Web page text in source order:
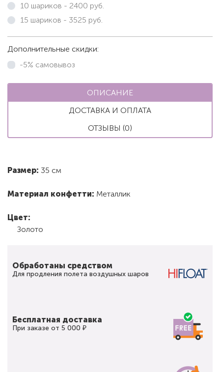
10 шариков - 2400 руб.
15 шариков - 3525 руб.
Дополнительные скидки:
-5% самовывоз
ОПИСАНИЕ
ДОСТАВКА И ОПЛАТА
ОТЗЫВЫ (0)
Размер: 35 см
Материал конфетти: Металлик
Цвет:
Золото
Обработаны средством
Для продления полета воздушных шаров
Бесплатная доставка
При заказе от 5 000 ₽